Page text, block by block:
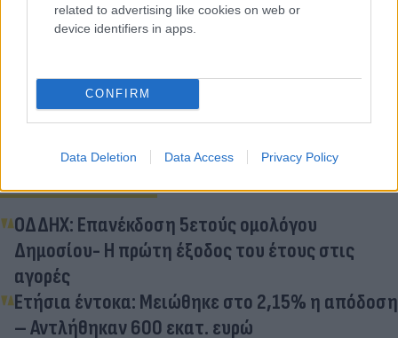
related to advertising like cookies on web or
device identifiers in apps.
CONFIRM
Data Deletion Data Access Privacy Policy
Κάνε κλικ και δες περισσότερο
Διάβασε σχετικά
ΟΔΔΗΧ: Επανέκδοση 5ετούς ομολόγου
Δημοσίου- Η πρώτη έξοδος του έτους στις
αγορές
Ετήσια έντοκα: Μειώθηκε στο 2,15% η απόδοση
– Αντλήθηκαν 600 εκατ. ευρώ